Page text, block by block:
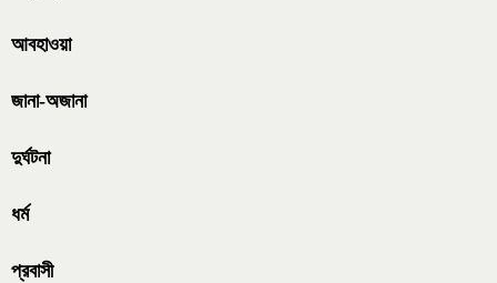
আবহাওয়া
জানা-অজানা
দুর্ঘটনা
ধর্ম
প্রবাসী